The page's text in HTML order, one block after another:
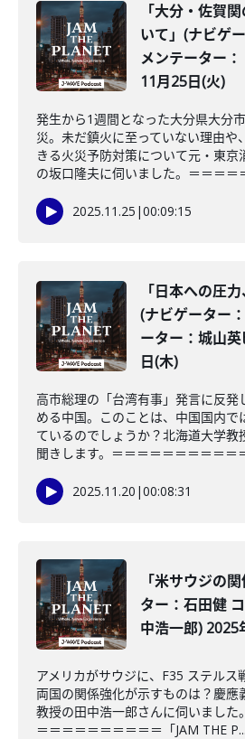
「大分・佐賀
いて」(ナビゲ
メンテーター
11月25日(火)
発生から1週間となった大分県大分
災。未だ鎮火に至っていない理由や
きる火災予防対策について元・東
の坂口隆夫に伺いました。＝＝＝＝
2025.11.25 |00:09:15
「日本への圧
(ナビゲーター
ーター：城山
日(木)
高市総理の「台湾有事」発言に反発
める中国。このことは、中国国内で
ているのでしょうか？北海道大学教
聞きします。＝＝＝＝＝＝＝＝＝＝
2025.11.20 |00:08:31
「米サウジの
ター：石田健
中浩一郎) 2025
アメリカがサウジに、F35 ステルス
両国の関係強化が示すものは？慶應
教授の田中浩一郎さんに伺いました
＝＝＝＝＝＝＝＝＝＝「JAM THE P...